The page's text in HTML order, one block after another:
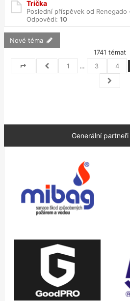
Trička
Poslední příspěvek od Renegado
Odpovědi: 10
Nové téma
1741 témat
Stránka5z70
Předchozí
1 … 3 4
Další
Generální